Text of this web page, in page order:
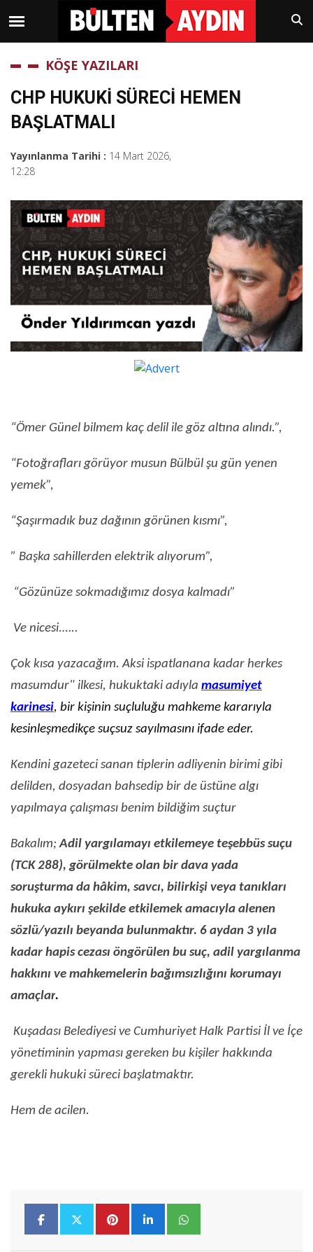
KÖŞE YAZILARI
CHP HUKUKİ SÜRECİ HEMEN
BAŞLATMALI
Yayınlanma Tarihi : 14 Mart 2026,
12:28
“Ömer Günel bilmem kaç delil ile göz altına alındı.”,
“Fotoğrafları görüyor musun Bülbül şu gün yenen
yemek”,
“Şaşırmadık buz dağının görünen kısmı”,
” Başka sahillerden elektrik alıyorum”,
“Gözünüze sokmadığımız dosya kalmadı”
Ve nicesi.…..
Çok kısa yazacağım. Aksi ispatlanana kadar herkes
masumdur" ilkesi, hukuktaki adıyla masumiyet
karinesi, bir kişinin suçluluğu mahkeme kararıyla
kesinleşmedikçe suçsuz sayılmasını ifade eder.
Kendini gazeteci sanan tiplerin adliyenin birimi gibi
delilden, dosyadan bahsedip bir de üstüne algı
yapılmaya çalışması benim bildiğim suçtur
Bakalım;Adil yargılamayı etkilemeye teşebbüs suçu
(TCK 288), görülmekte olan bir dava yada
soruşturma da hâkim, savcı, bilirkişi veya tanıkları
hukuka aykırı şekilde etkilemek amacıyla alenen
sözlü/yazılı beyanda bulunmaktır. 6 aydan 3 yıla
kadar hapis cezası öngörülen bu suç, adil yargılanma
hakkını ve mahkemelerin bağımsızlığını korumayı
amaçlar.
Kuşadası Belediyesi ve Cumhuriyet Halk Partisi İl ve İçe
yönetiminin yapması gereken bu kişiler hakkında
gerekli hukuki süreci başlatmaktır.
Hem de acilen.